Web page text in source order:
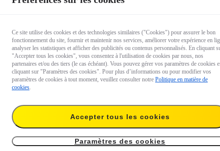
24,99 €
Clip flexible Insta360
Me prévenir
Ce site utilise des cookies et des technologies similaires ("Cookies") pour assurer le bon
fonctionnement du site, fournir et maintenir nos services, améliorer votre expérience en
analyser les statistiques et afficher des publicités ou contenus personnalisés. En cliquant
"Accepter tous les cookies", vous consentez à l'utilisation de cookies par nous, nos
partenaires et/ou des tiers (le cas échéant). Vous pouvez gérer vos paramètres de cookies
cliquant sur "Paramètres des cookies". Pour plus d’informations ou pour modifier vos
paramètres de cookies à tout moment, veuillez consulter notre Politique en matière de
cookies.
Accepter tous les cookies
Paramètres des cookies